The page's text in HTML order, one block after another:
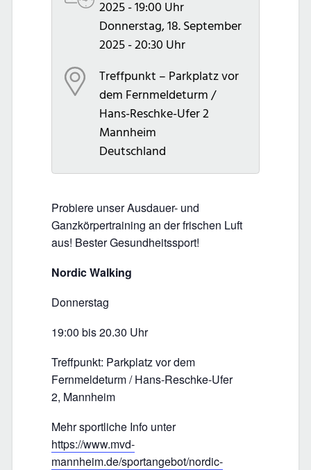
2025 - 19:00 Uhr
Donnerstag, 18. September
2025 - 20:30 Uhr
Treffpunkt – Parkplatz vor
dem Fernmeldeturm /
Hans-Reschke-Ufer 2
Mannheim
Deutschland
Probiere unser Ausdauer- und
Ganzkörpertraining an der frischen Luft
aus! Bester Gesundheitssport!
Nordic Walking
Donnerstag
19:00 bis 20.30 Uhr
Treffpunkt: Parkplatz vor dem
Fernmeldeturm / Hans-Reschke-Ufer
2, Mannheim
Mehr sportliche Info unter
https://www.mvd-
mannheim.de/sportangebot/nordic-